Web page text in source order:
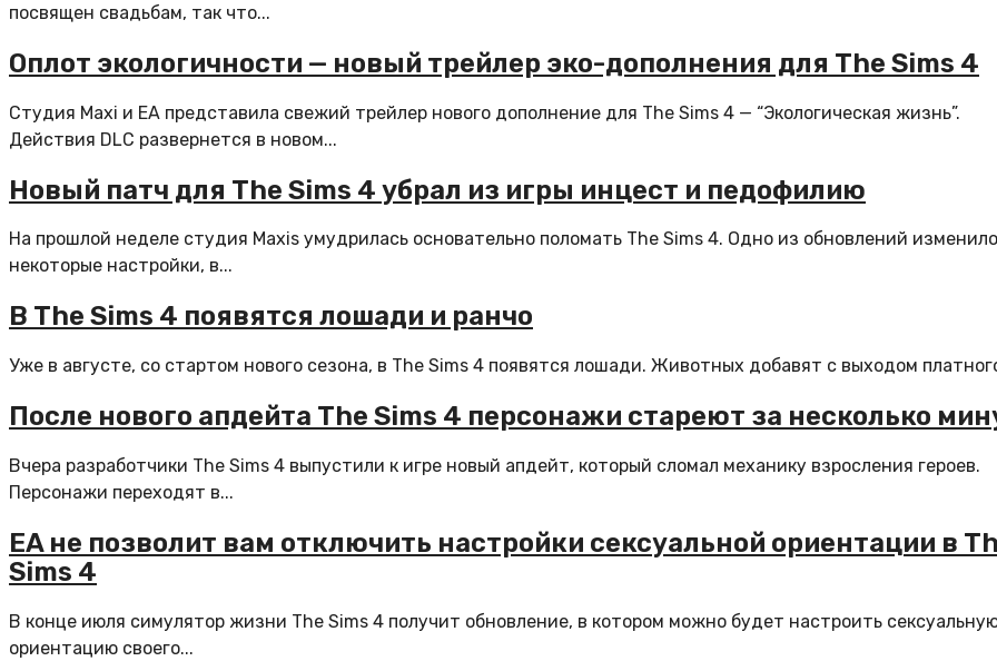
посвящен свадьбам, так что...
Оплот экологичности — новый трейлер эко-дополнения для The Sims 4
Студия Maxi и EA представила свежий трейлер нового дополнение для The Sims 4 — “Экологическая жизнь”.
Действия DLC развернется в новом...
Новый патч для The Sims 4 убрал из игры инцест и педофилию
На прошлой неделе студия Maxis умудрилась основательно поломать The Sims 4. Одно из обновлений изменило
некоторые настройки, в...
В The Sims 4 появятся лошади и ранчо
Уже в августе, со стартом нового сезона, в The Sims 4 появятся лошади. Животных добавят с выходом
После нового апдейта The Sims 4 персонажи стареют за несколько
Вчера разработчики The Sims 4 выпустили к игре новый апдейт, который сломал механику взросления героев.
Персонажи переходят в...
EA не позволит вам отключить настройки сексуальной ориентации в
Sims 4
В конце июля симулятор жизни The Sims 4 получит обновление, в котором можно будет настроить
ориентацию своего...